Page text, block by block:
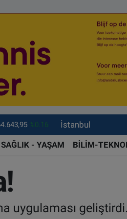
47,6006 %0.06
55,0250 %0.02
6513.94
%0.16
İstanbul
SAĞLIK - YAŞAM BİLİM-
uygulaması